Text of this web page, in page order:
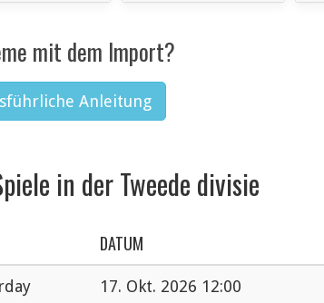
mit dem Import?
Anleitung
in der Tweede divisie
DATUM
17. Okt. 2026 12:00